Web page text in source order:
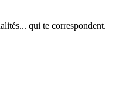
qui te correspondent.